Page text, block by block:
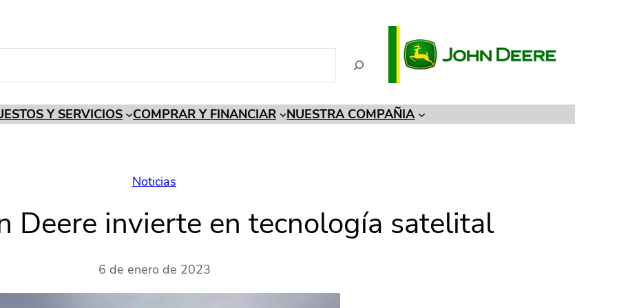
Y SERVICIOS COMPRAR Y FINANCIAR NUESTRA COMPAÑIA
Noticias
Deere invierte en tecnología satelital
6 de enero de 2023